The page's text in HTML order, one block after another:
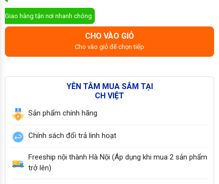
Giao hàng tận nơi nhanh chóng
CHO VÀO GIỎ
Cho vào giỏ để chọn tiếp
YÊN TÂM MUA SẮM TẠI
CH VIỆT
Sản phẩm chính hãng
Chính sách đổi trả linh hoạt
Freeship nội thành Hà Nội (Áp dụng khi mua 2 sản phẩm
trở lên)